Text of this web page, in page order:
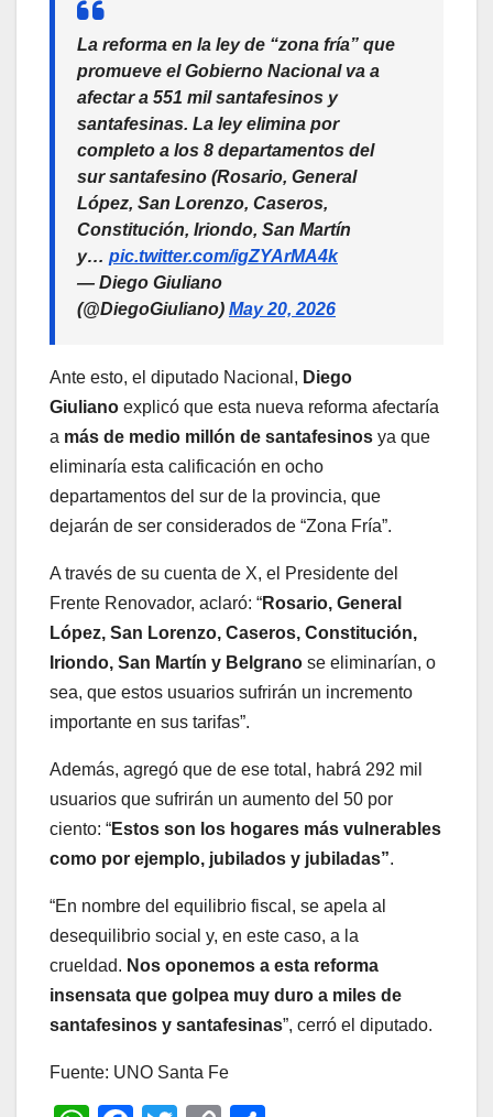
La reforma en la ley de “zona fría” que
promueve el Gobierno Nacional va a
afectar a 551 mil santafesinos y
santafesinas. La ley elimina por
completo a los 8 departamentos del
sur santafesino (Rosario, General
López, San Lorenzo, Caseros,
Constitución, Iriondo, San Martín
y… pic.twitter.com/igZYArMA4k
— Diego Giuliano
(@DiegoGiuliano) May 20, 2026
Ante esto, el diputado Nacional, Diego
Giuliano explicó que esta nueva reforma afectaría
a más de medio millón de santafesinos ya que
eliminaría esta calificación en ocho
departamentos del sur de la provincia, que
dejarán de ser considerados de “Zona Fría”.
A través de su cuenta de X, el Presidente del
Frente Renovador, aclaró: “Rosario, General
López, San Lorenzo, Caseros, Constitución,
Iriondo, San Martín y Belgrano se eliminarían, o
sea, que estos usuarios sufrirán un incremento
importante en sus tarifas”.
Además, agregó que de ese total, habrá 292 mil
usuarios que sufrirán un aumento del 50 por
ciento: “Estos son los hogares más vulnerables
como por ejemplo, jubilados y jubiladas”.
“En nombre del equilibrio fiscal, se apela al
desequilibrio social y, en este caso, a la
crueldad. Nos oponemos a esta reforma
insensata que golpea muy duro a miles de
santafesinos y santafesinas”, cerró el diputado.
Fuente: UNO Santa Fe